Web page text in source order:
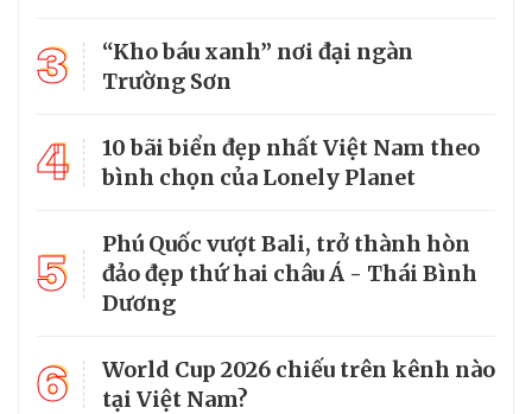
3
“Kho báu xanh” nơi đại ngàn
Trường Sơn
4
10 bãi biển đẹp nhất Việt Nam theo
bình chọn của Lonely Planet
5
Phú Quốc vượt Bali, trở thành hòn
đảo đẹp thứ hai châu Á - Thái Bình
Dương
6
World Cup 2026 chiếu trên kênh nào
tại Việt Nam?